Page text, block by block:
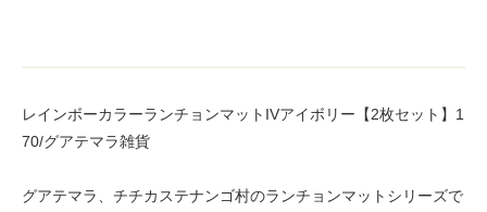
レインボーカラーランチョンマットIVアイボリー【2枚セット】1
70/グアテマラ雑貨
グアテマラ、チチカステナンゴ村のランチョンマットシリーズで